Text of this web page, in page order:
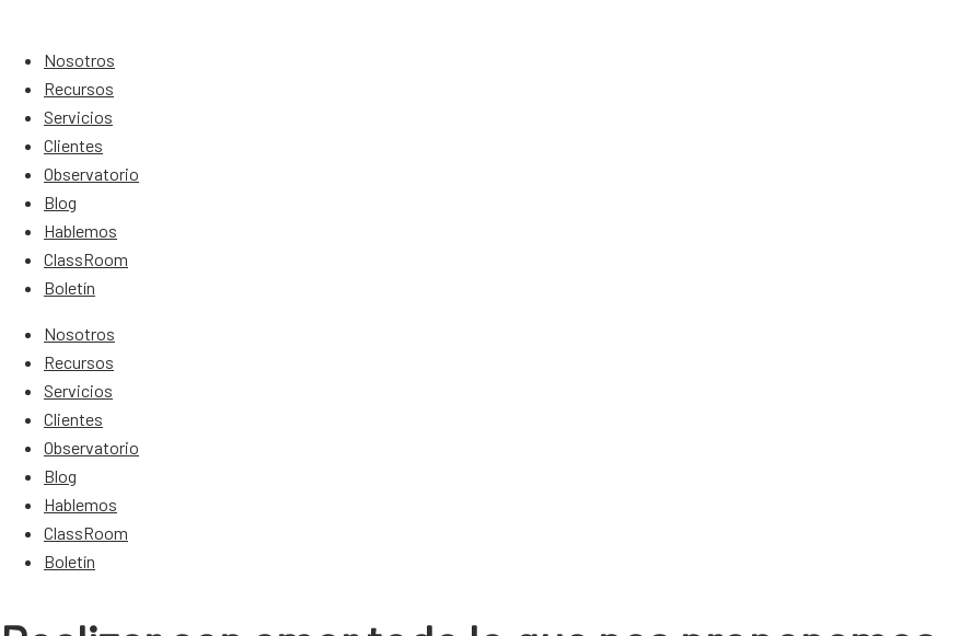
Nosotros
Recursos
Servicios
Clientes
Observatorio
Blog
Hablemos
ClassRoom
Boletín
Nosotros
Recursos
Servicios
Clientes
Observatorio
Blog
Hablemos
ClassRoom
Boletín